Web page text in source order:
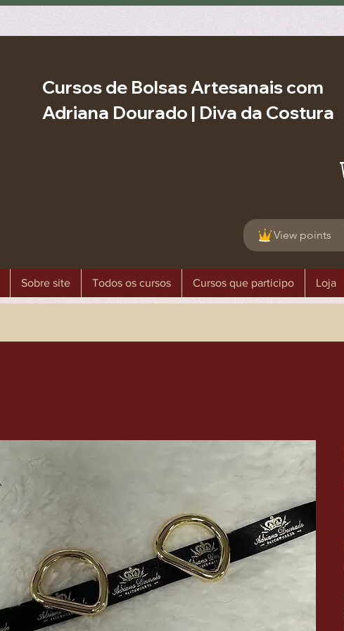
Cursos de Bolsas Artesanais com
Adriana Dourado | Diva da Costura
View points
Sobre site Todos os cursos Cursos que participo Loja